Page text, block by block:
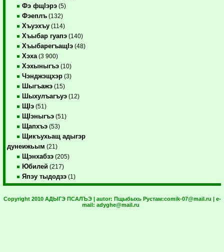
Фэ фщIэрэ (5)
Фэеплъ (132)
Хъуэхъу (114)
Хъыбар гуапэ (140)
ХъыбарегъащIэ (48)
Хэха (3 900)
Хэхыныгъэ (10)
Чэнджэщхэр (3)
Шыгъажэ (15)
Шыхулъагъуэ (12)
ЩIэ (51)
ЩIэныгъэ (51)
Щапхъэ (53)
Щикъухьащ адыгэр
дунеижьым (21)
Щэнхабзэ (205)
Юбилей (217)
Япэу тыдодзэ (1)
Copyright 2010 АДЫГЭ ПСАЛЪЭ | autor: Пщыбыхь Рустам:comik-07@mail.ru | e-
mail: adyghe@mail.ru